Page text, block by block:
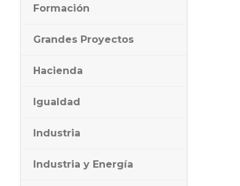
Formación
Grandes Proyectos
Hacienda
Igualdad
Industria
Industria y Energía